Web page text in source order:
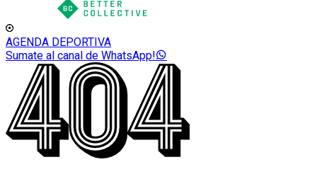
AGENDA DEPORTIVA
Sumate al canal de WhatsApp!